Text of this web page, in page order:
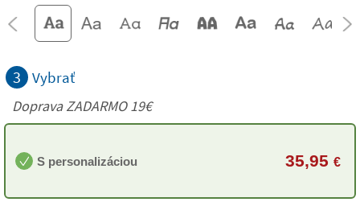
3 Vybrať
Doprava ZADARMO 19€
S personalizáciou 35,95 €